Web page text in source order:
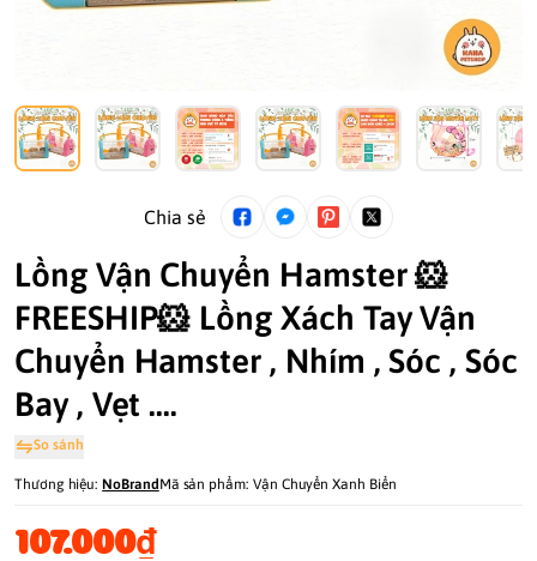
Chia sẻ
Lồng Vận Chuyển Hamster 🐹
FREESHIP🐹 Lồng Xách Tay Vận
Chuyển Hamster , Nhím , Sóc , Sóc
Bay , Vẹt ....
So sánh
Thương hiệu: NoBrand Mã sản phẩm: Vận Chuyển Xanh Biển
107.000₫